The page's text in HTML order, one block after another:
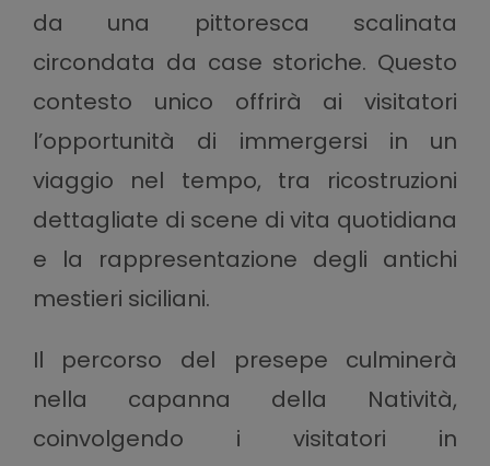
da una pittoresca scalinata
circondata da case storiche. Questo
contesto unico offrirà ai visitatori
l’opportunità di immergersi in un
viaggio nel tempo, tra ricostruzioni
dettagliate di scene di vita quotidiana
e la rappresentazione degli antichi
mestieri siciliani.
Il percorso del presepe culminerà
nella capanna della Natività,
coinvolgendo i visitatori in